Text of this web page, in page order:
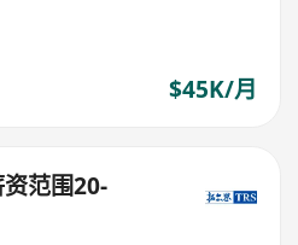
$45K/月
范围20-